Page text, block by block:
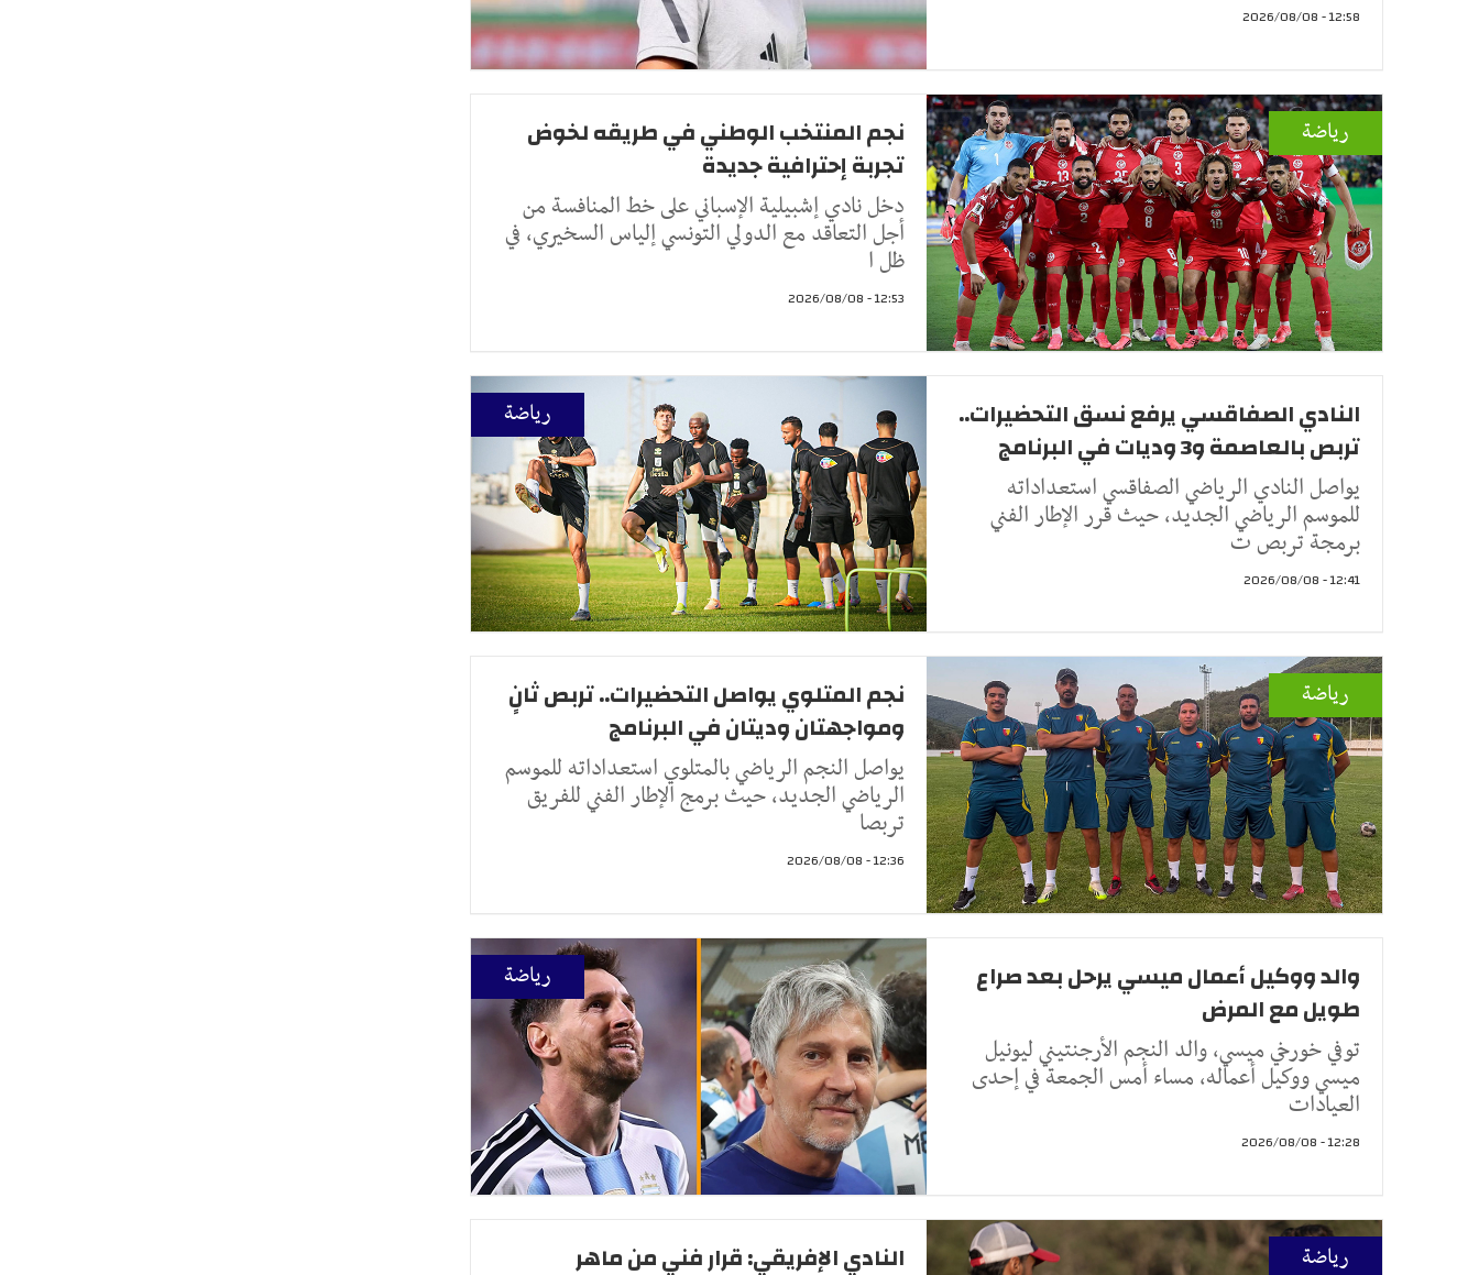
12:58 - 2026/08/08
رياضة
نجم المنتخب الوطني في طريقه لخوض
تجربة إحترافية جديدة
دخل نادي إشبيلية الإسباني على خط المنافسة من
أجل التعاقد مع الدولي التونسي إلياس السخيري، في
ظل ا
12:53 - 2026/08/08
رياضة
النادي الصفاقسي يرفع نسق التحضيرات..
تربص بالعاصمة و3 وديات في البرنامج
يواصل النادي الرياضي الصفاقسي استعداداته
للموسم الرياضي الجديد، حيث قرر الإطار الفني
برمجة تربص ت
12:41 - 2026/08/08
رياضة
نجم المتلوي يواصل التحضيرات.. تربص ثانٍ
ومواجهتان وديتان في البرنامج
يواصل النجم الرياضي بالمتلوي استعداداته للموسم
الرياضي الجديد، حيث برمج الإطار الفني للفريق
تربصا
12:36 - 2026/08/08
رياضة
والد ووكيل أعمال ميسي يرحل بعد صراع
طويل مع المرض
توفي خورخي ميسي، والد النجم الأرجنتيني ليونيل
ميسي ووكيل أعماله، مساء أمس الجمعة في إحدى
العيادات
12:28 - 2026/08/08
رياضة
النادي الإفريقي: قرار فني من ماهر